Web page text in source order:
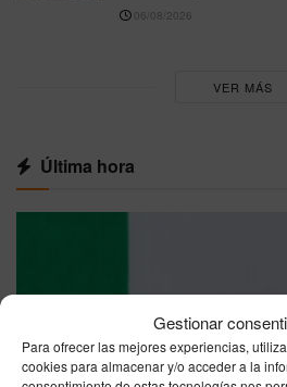
Gestionar
Para ofrecer las mejores experiencias,
cookies para almacenar y/o acceder a la
06/08/2026
VER MÁS
Última hora